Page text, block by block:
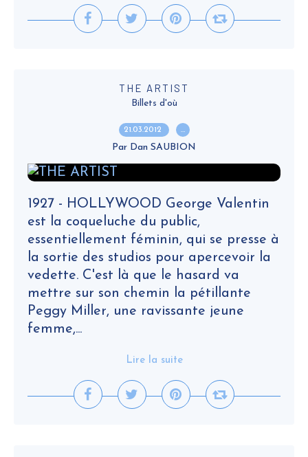
THE ARTIST
Billets d'où
21.03.2012 …
Par Dan SAUBION
1927 - HOLLYWOOD George Valentin
est la coqueluche du public,
essentiellement féminin, qui se presse à
la sortie des studios pour apercevoir la
vedette. C'est là que le hasard va
mettre sur son chemin la pétillante
Peggy Miller, une ravissante jeune
femme,...
Lire la suite